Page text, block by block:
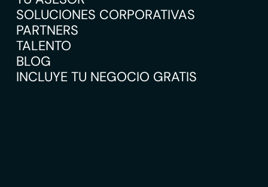
SOLUCIONES CORPORATIVAS
PARTNERS
TALENTO
BLOG
INCLUYE TU NEGOCIO GRATIS